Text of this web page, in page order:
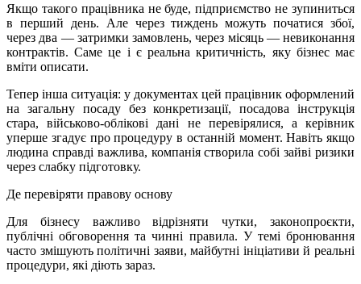
Якщо такого працівника не буде, підприємство не зупиниться
в перший день. Але через тиждень можуть початися збої,
через два — затримки замовлень, через місяць — невиконання
контрактів. Саме це і є реальна критичність, яку бізнес має
вміти описати.
Тепер інша ситуація: у документах цей працівник оформлений
на загальну посаду без конкретизації, посадова інструкція
стара, військово-облікові дані не перевірялися, а керівник
уперше згадує про процедуру в останній момент. Навіть якщо
людина справді важлива, компанія створила собі зайві ризики
через слабку підготовку.
Де перевіряти правову основу
Для бізнесу важливо відрізняти чутки, законопроєкти,
публічні обговорення та чинні правила. У темі бронювання
часто змішують політичні заяви, майбутні ініціативи й реальні
процедури, які діють зараз.